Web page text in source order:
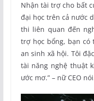
Nhận tài trợ cho bất
đại học trên cả nước
thi liên quan đến
trợ học bổng, bạn
an sinh xã hội. Tôi
tài năng nghệ thuật
ước mơ.” – nữ CEO